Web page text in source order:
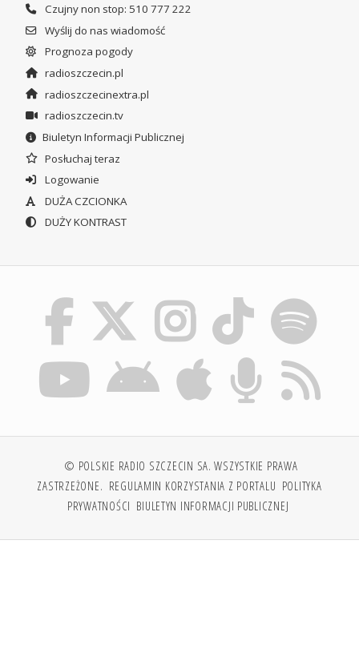
Czujny non stop: 510 777 222
Wyślij do nas wiadomość
Prognoza pogody
radioszczecin.pl
radioszczecinextra.pl
radioszczecin.tv
Biuletyn Informacji Publicznej
Posłuchaj teraz
Logowanie
DUŻA CZCIONKA
DUŻY KONTRAST
© POLSKIE RADIO SZCZECIN SA. WSZYSTKIE PRAWA
ZASTRZEŻONE. REGULAMIN KORZYSTANIA Z PORTALU POLITYKA
PRYWATNOŚCI BIULETYN INFORMACJI PUBLICZNEJ